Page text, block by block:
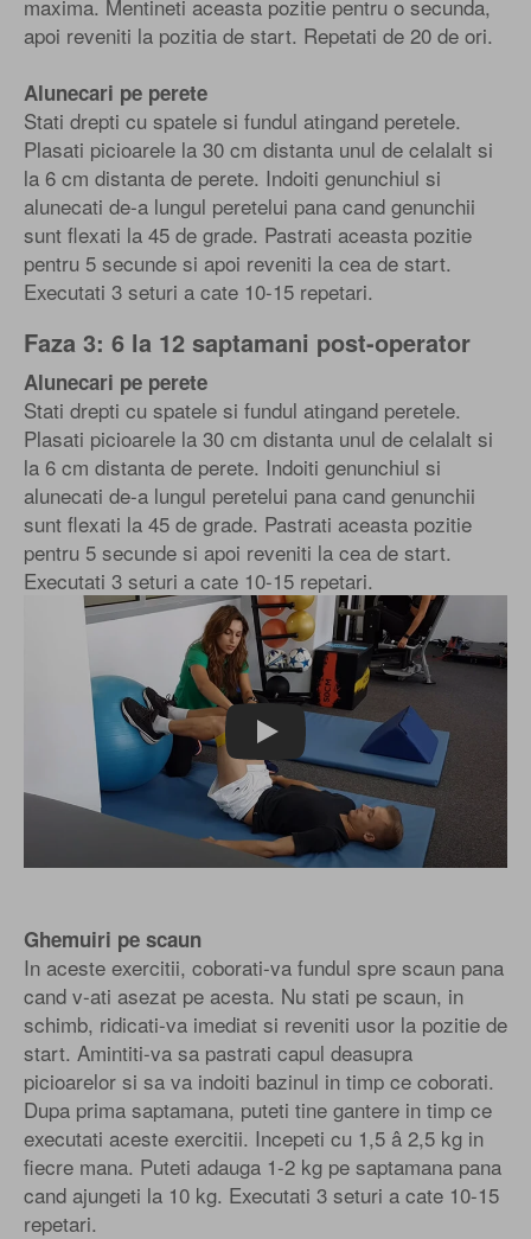
maxima. Mentineti aceasta pozitie pentru o secunda,
apoi reveniti la pozitia de start. Repetati de 20 de ori.
Alunecari pe perete
Stati drepti cu spatele si fundul atingand peretele.
Plasati picioarele la 30 cm distanta unul de celalalt si
la 6 cm distanta de perete. Indoiti genunchiul si
alunecati de-a lungul peretelui pana cand genunchii
sunt flexati la 45 de grade. Pastrati aceasta pozitie
pentru 5 secunde si apoi reveniti la cea de start.
Executati 3 seturi a cate 10-15 repetari.
Faza 3: 6 la 12 saptamani post-operator
Alunecari pe perete
Stati drepti cu spatele si fundul atingand peretele.
Plasati picioarele la 30 cm distanta unul de celalalt si
la 6 cm distanta de perete. Indoiti genunchiul si
alunecati de-a lungul peretelui pana cand genunchii
sunt flexati la 45 de grade. Pastrati aceasta pozitie
pentru 5 secunde si apoi reveniti la cea de start.
Executati 3 seturi a cate 10-15 repetari.
Play
Ghemuiri pe scaun
In aceste exercitii, coborati-va fundul spre scaun pana
cand v-ati asezat pe acesta. Nu stati pe scaun, in
schimb, ridicati-va imediat si reveniti usor la pozitie de
start. Amintiti-va sa pastrati capul deasupra
picioarelor si sa va indoiti bazinul in timp ce coborati.
Dupa prima saptamana, puteti tine gantere in timp ce
executati aceste exercitii. Incepeti cu 1,5 â 2,5 kg in
fiecre mana. Puteti adauga 1-2 kg pe saptamana pana
cand ajungeti la 10 kg. Executati 3 seturi a cate 10-15
repetari.